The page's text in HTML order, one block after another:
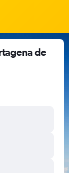
de